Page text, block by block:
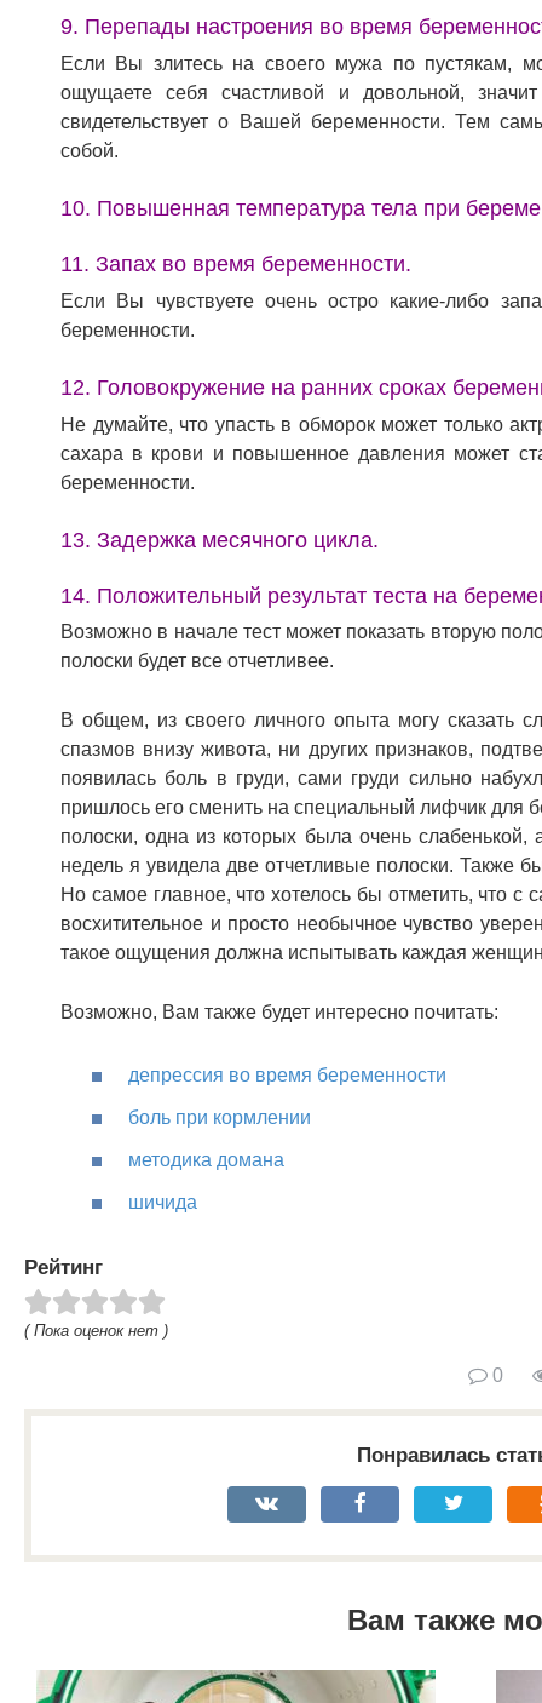
9. Перепады настроения во время
Если Вы злитесь на своего мужа по пустякам,
ощущаете себя счастливой и довольной,
свидетельствует о Вашей беременности. Тем
собой.
10. Повышенная температура тела при
11. Запах во время беременности.
Если Вы чувствуете очень остро какие-либо
беременности.
12. Головокружение на ранних сроках
Не думайте, что упасть в обморок может только
сахара в крови и повышенное давления может
беременности.
13. Задержка месячного цикла.
14. Положительный результат теста на
Возможно в начале тест может показать вторую
полоски будет все отчетливее.
В общем, из своего личного опыта могу сказать
спазмов внизу живота, ни других признаков,
появилась боль в груди, сами груди сильно
пришлось его сменить на специальный лифчик для
полоски, одна из которых была очень
недель я увидела две отчетливые полоски. Также
Но самое главное, что хотелось бы отметить, что
восхитительное и просто необычное чувство
такое ощущения должна испытывать каждая
Возможно, Вам также будет интересно почитать:
депрессия во время беременности
боль при кормлении
методика домана
шичида
Рейтинг
( Пока оценок нет )
0
Понравилась
Вам также